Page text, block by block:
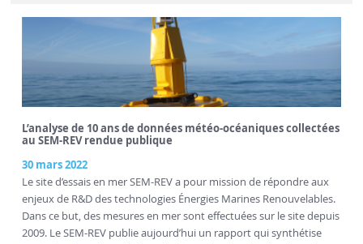
L’analyse de 10 ans de données météo-océaniques collectées
au SEM-REV rendue publique
30 mars 2022
Le site d’essais en mer SEM-REV a pour mission de répondre aux
enjeux de R&D des technologies Énergies Marines Renouvelables.
Dans ce but, des mesures en mer sont effectuées sur le site depuis
2009. Le SEM-REV publie aujourd’hui un rapport qui synthétise